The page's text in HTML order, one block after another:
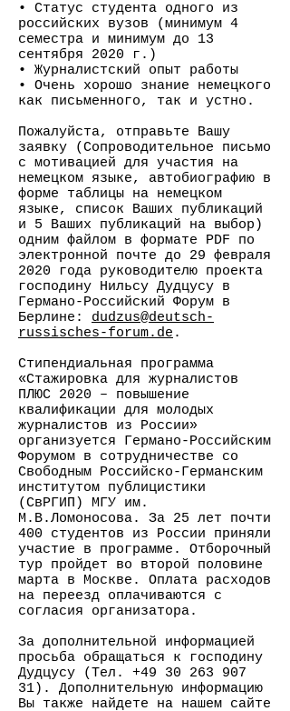
• Статус студента одного из
российских вузов (минимум 4
семестра и минимум до 13
сентября 2020 г.)
• Журналистский опыт работы
• Очень хорошо знание немецкого
как письменного, так и устно.
Пожалуйста, отправьте Вашу
заявку (Сопроводительное письмо
с мотивацией для участия на
немецком языке, автобиографию в
форме таблицы на немецком
языке, список Ваших публикаций
и 5 Ваших публикаций на выбор)
одним файлом в формате PDF по
электронной почте до 29 февраля
2020 года руководителю проекта
господину Нильсу Дудцусу в
Германо-Российский Форум в
Берлине: dudzus@deutsch-
russisches-forum.de .
Стипендиальная программа
«Стажировка для журналистов
ПЛЮС 2020 – повышение
квалификации для молодых
журналистов из России»
организуется Германо-Российским
Форумом в сотрудничестве со
Свободным Российско-Германским
институтом публицистики
(СвРГИП) МГУ им.
М.В.Ломоносова. За 25 лет почти
400 студентов из России приняли
участие в программе. Отборочный
тур пройдет во второй половине
марта в Москве. Оплата расходов
на переезд оплачиваются с
согласия организатора.
За дополнительной информацией
просьба обращаться к господину
Дудцусу (Тел. +49 30 263 907
31) . Дополнительную информацию
Вы также найдете на нашем сайте